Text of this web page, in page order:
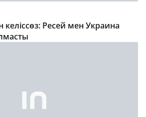
Ресей мен Украина